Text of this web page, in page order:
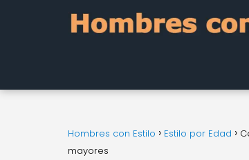
Hombres con Estilo Estilo por Edad
mayores